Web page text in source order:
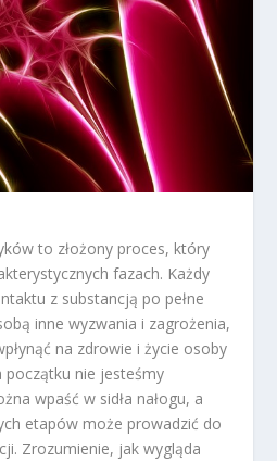
to złożony proces, który
fazach. Każdy
z substancją po pełne
inne wyzwania i zagrożenia,
na zdrowie i życie osoby
początku nie jesteśmy
wpaść w sidła nałogu, a
etapów może prowadzić do
Zrozumienie, jak wygląda